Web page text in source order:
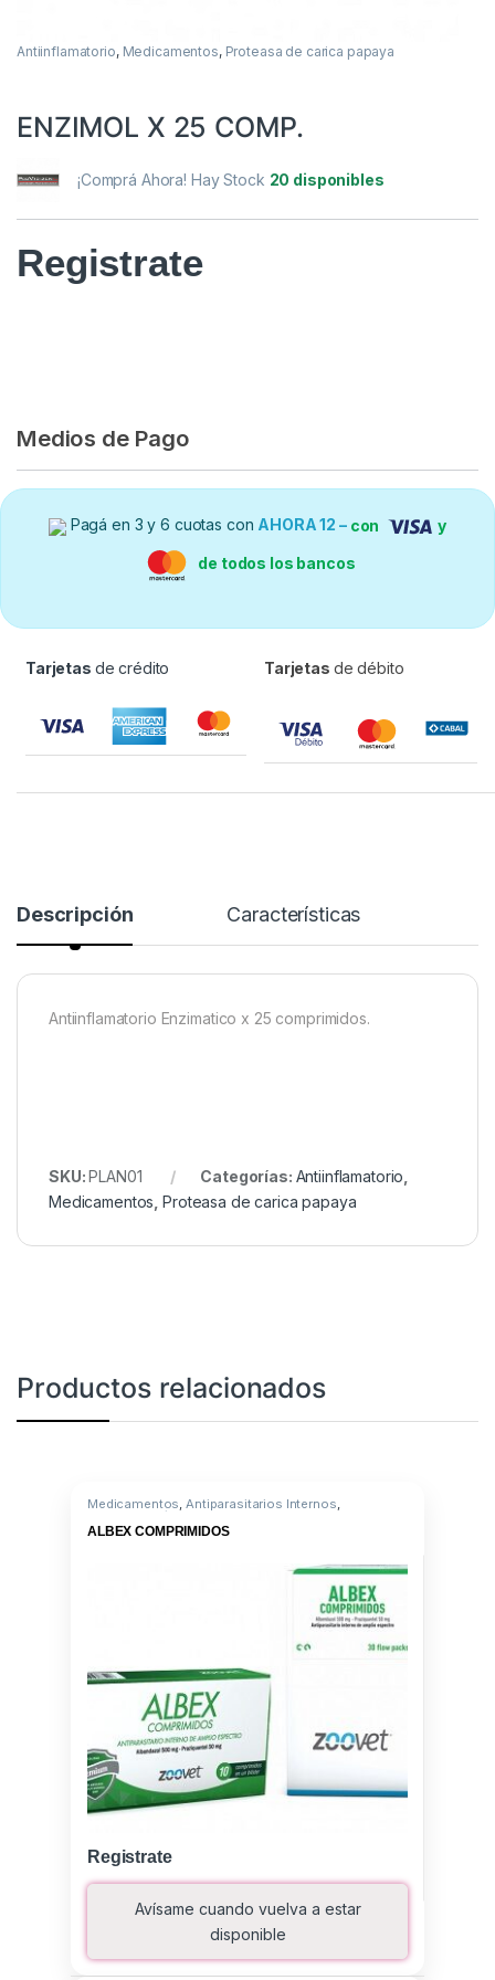
Antiinflamatorio, Medicamentos, Proteasa de carica papaya
ENZIMOL X 25 COMP.
¡Comprá Ahora! Hay Stock 20 disponibles
Registrate
Medios de Pago
Pagá en 3 y 6 cuotas con AHORA 12 – con y
de todos los bancos
Tarjetas de crédito Tarjetas de débito
Descripción Características
Antiinflamatorio Enzimatico x 25 comprimidos.
SKU:PLAN01 Categorías: Antiinflamatorio
Medicamentos ,Proteasa de carica papaya
Productos relacionados
Medicamentos Antiparasitarios Internos
Albendazole/Praziquantel
ALBEX COMPRIMIDOS
Registrate
Avísame cuando vuelva a estar
disponible